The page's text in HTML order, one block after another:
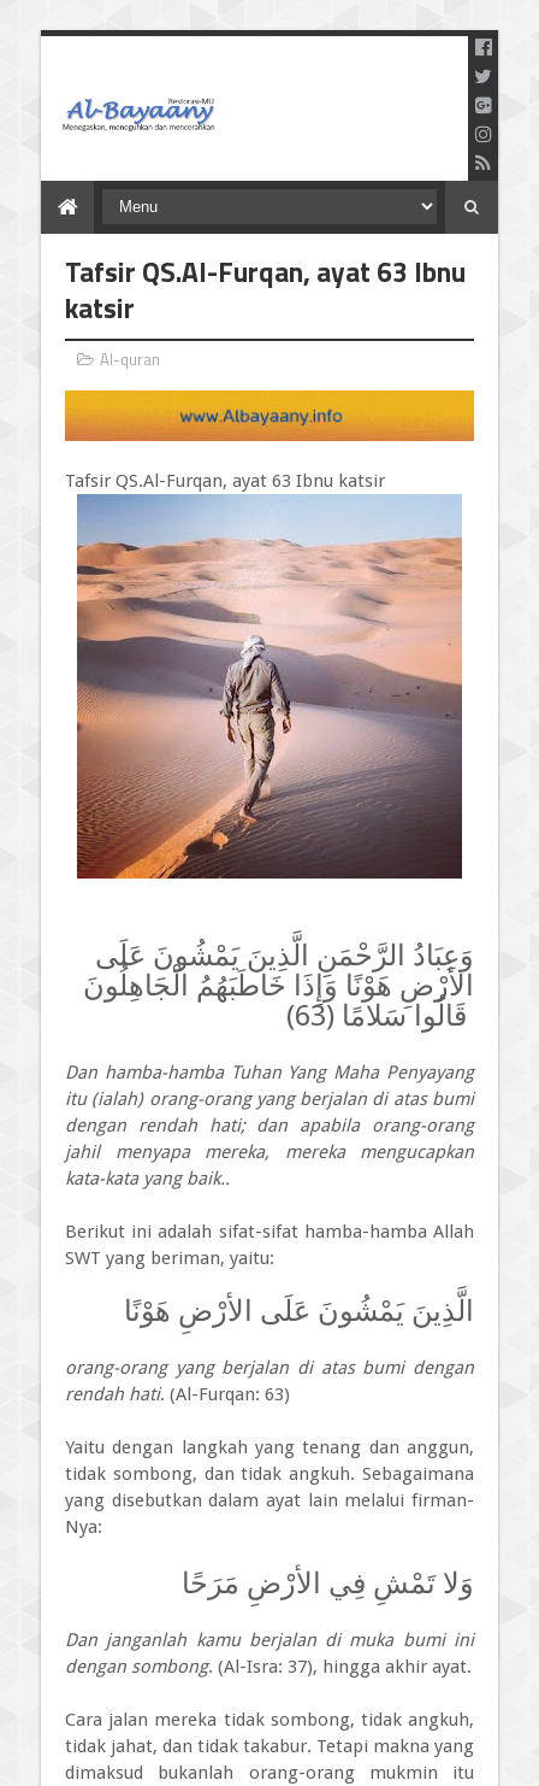
dan Mencerahkan
Tafsir QS.Al-Furqan, ayat 63 Ibnu
katsir
Al-quran
Tafsir QS.Al-Furqan, ayat 63 Ibnu katsir
وَعِبَادُ الرَّحْمَنِ الَّذِينَ يَمْشُونَ عَلَى
الأرْضِ هَوْنًا وَإِذَا خَاطَبَهُمُ الْجَاهِلُونَ
Dan hamba-hamba Tuhan Yang Maha Penyayang
itu (ialah) orang-orang yang berjalan di atas bumi
dengan rendah hati; dan apabila orang-orang
jahil menyapa mereka, mereka mengucapkan
kata-kata yang baik..
Berikut ini adalah sifat-sifat hamba-hamba Allah
SWT yang beriman, yaitu:
الَّذِينَ يَمْشُونَ عَلَى الأرْضِ هَوْنًا
orang-orang yang berjalan di atas bumi dengan
rendah hati. (Al-Furqan: 63)
Yaitu dengan langkah yang tenang dan anggun,
tidak sombong, dan tidak angkuh. Sebagaimana
yang disebutkan dalam ayat lain melalui firman-
Nya:
وَلا تَمْشِ فِي الأرْضِ مَرَحًا
Dan janganlah kamu berjalan di muka bumi ini
dengan sombong. (Al-Isra: 37), hingga akhir ayat.
Cara jalan mereka tidak sombong, tidak angkuh,
tidak jahat, dan tidak takabur. Tetapi makna yang
dimaksud bukanlah orang-orang mukmin itu